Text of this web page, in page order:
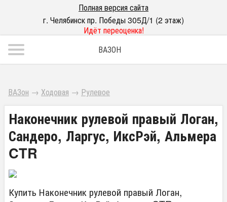
Полная версия сайта
г. Челябинск пр. Победы 305Д/1 (2 этаж)
Идёт переоценка!
ВАЗОН
ВАЗон → Ходовая → Рулевое
Наконечник рулевой правый Логан,
Сандеро, Ларгус, ИксРэй, Альмера
CTR
Купить Наконечник рулевой правый Логан,